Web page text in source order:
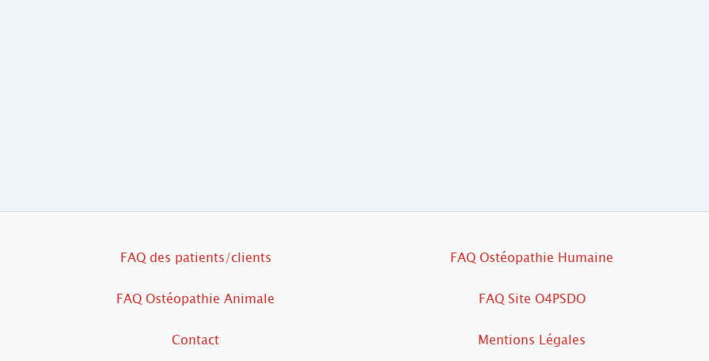
FAQ des patients/clients
FAQ Ostéopathie Animale
Contact
FAQ Ostéopathie Humaine
FAQ Site O4PSDO
Mentions Légales